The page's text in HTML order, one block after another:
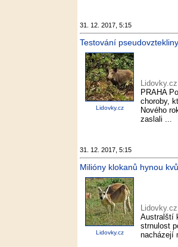
31. 12. 2017, 5:15
Testování
Lidovky.cz
Lidovky.cz
PRAHA
choroby,
Nového
zaslali ...
31. 12. 2017, 5:15
Milióny klokanů hynou
Lidovky.cz
Lidovky.cz
Australští
strnulost
nacházejí